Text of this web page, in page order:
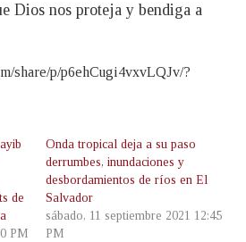
Dios nos proteja y bendiga a
share/p/p6ehCugi4vxvLQJv/?
de
PM
Onda tropical deja a su paso
derrumbes, inundaciones y
desbordamientos de ríos en El
Salvador
sábado, 11 septiembre 2021 12:45
PM